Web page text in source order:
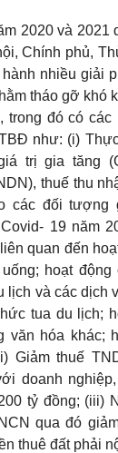
2020 và
Chính phủ,
nhiều giải
tháo gỡ khó
trong đó có các
như: (i)
trị gia tăng
thuế thu
các đối tượng
19 năm
quan đến
hoạt
lịch và các dịch
tua du lịch;
văn hóa khác;
Giảm thuế
doanh
tỷ đồng; (iii)
qua đó
thuê đất phải